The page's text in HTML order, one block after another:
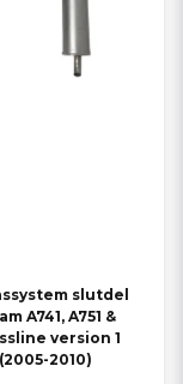
slutdel
A741, A751 &
version 1
(2005-2010)